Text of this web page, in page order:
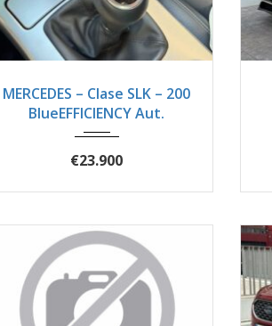
MERCEDES – Clase SLK – 200
BlueEFFICIENCY Aut.
€23.900